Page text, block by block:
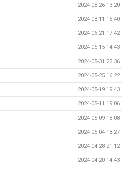
2024-08-26 13:20
2024-08-11 15:40
2024-06-21 17:42
2024-06-15 14:43
2024-05-31 23:36
2024-05-25 16:22
2024-05-19 19:43
2024-05-11 19:06
2024-05-09 18:08
2024-05-04 18:27
2024-04-28 21:12
2024-04-20 14:43